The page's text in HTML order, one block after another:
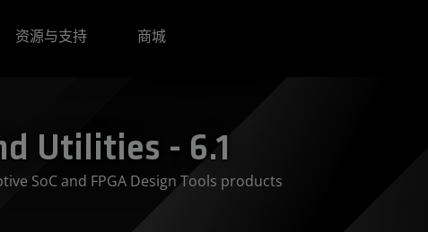
资源与支持 商城
Utilities - 6.1
SoC and FPGA Design Tools products